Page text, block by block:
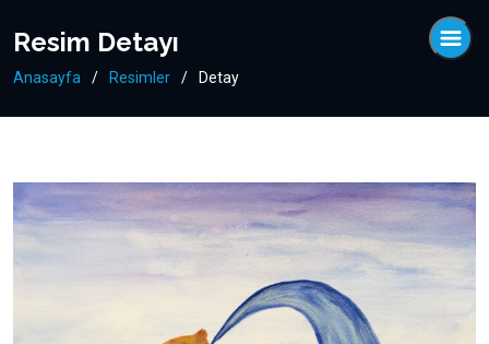
Resim Detayı
Anasayfa Resimler Detay